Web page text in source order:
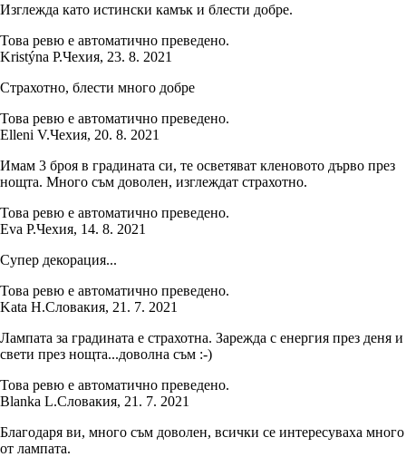
Изглежда като истински камък и блести добре.
Това ревю е автоматично преведено.
Kristýna P.Чехия, 23. 8. 2021
Страхотно, блести много добре
Това ревю е автоматично преведено.
Elleni V.Чехия, 20. 8. 2021
Имам 3 броя в градината си, те осветяват кленовото дърво през
нощта. Много съм доволен, изглеждат страхотно.
Това ревю е автоматично преведено.
Eva P.Чехия, 14. 8. 2021
Супер декорация...
Това ревю е автоматично преведено.
Kata H.Словакия, 21. 7. 2021
Лампата за градината е страхотна. Зарежда с енергия през деня и
свети през нощта...доволна съм :-)
Това ревю е автоматично преведено.
Blanka L.Словакия, 21. 7. 2021
Благодаря ви, много съм доволен, всички се интересуваха много
от лампата.